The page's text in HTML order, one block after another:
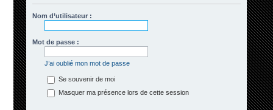
Nom d’utilisateur :
Mot de passe :
J’ai oublié mon mot de passe
Se souvenir de moi
Masquer ma présence lors de cette session